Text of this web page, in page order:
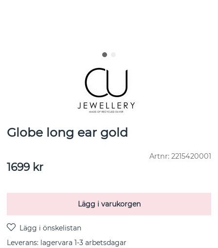
Globe long ear gold
Artnr: 2215420001
1699kr
Lägg i varukorgen
Leverans: lagervara 1-3 arbetsdagar